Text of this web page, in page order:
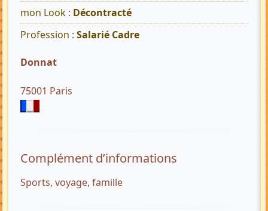
mon Look : Décontracté
Profession : Salarié Cadre
Donnat
75001 Paris
Complément d’informations
Sports, voyage, famille